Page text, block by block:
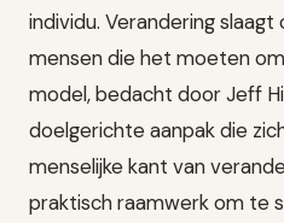
individu. Verandering
mensen die het moeten
model, bedacht door Jeff
doelgerichte aanpak die
menselijke kant van
praktisch raamwerk om te